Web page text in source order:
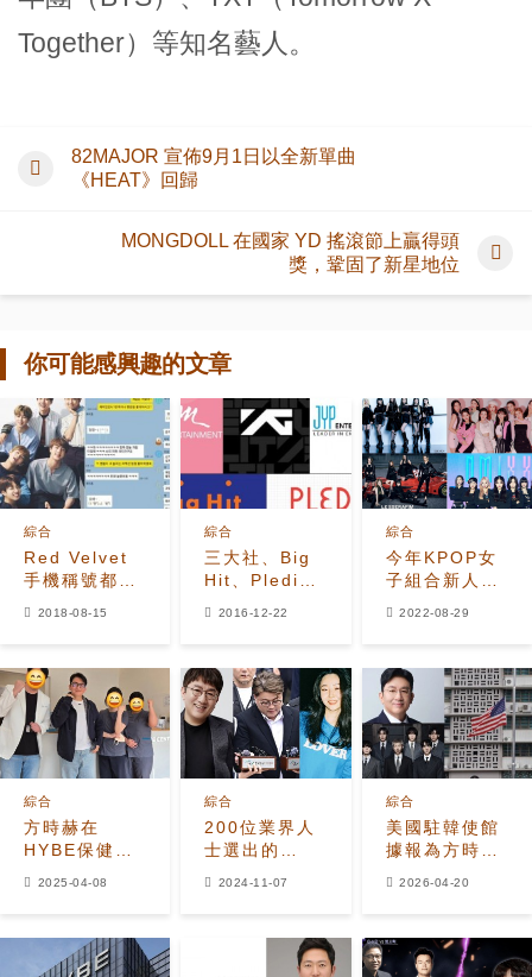
Together）等知名藝人。
82MAJOR 宣佈9月1日以全新單曲
《HEAT》回歸
MONGDOLL 在國家 YD 搖滾節上贏得頭
獎，鞏固了新星地位
你可能感興趣的文章
Red Velvet
手機稱號都換
碼？
綜合
2018-08-15
三大社、Big
Hit、Pledis
綜合
2016-12-22
今年KPOP女
子組合新人獎
綜合
2022-08-29
方時赫在
HYBE保健中
綜合
2025-04-08
200位業界人
士選出的
綜合
2024-11-07
美國駐韓使館
據報為方時赫
令限制
綜合
2026-04-20